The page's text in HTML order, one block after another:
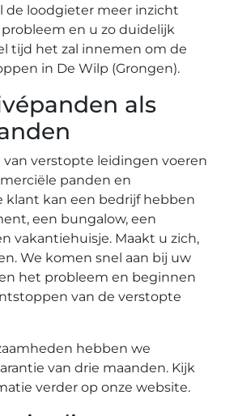
de loodgieter meer inzicht
en u zo duidelijk
tijd het zal innemen om de
in De Wilp (Grongen).
als
verstopte leidingen voeren
panden en
klant kan een bedrijf hebben
een bungalow, een
vakantiehuisje. Maakt u zich,
We komen snel aan bij uw
het probleem en beginnen
van de verstopte
hebben we
van drie maanden. Kijk
verder op onze website.